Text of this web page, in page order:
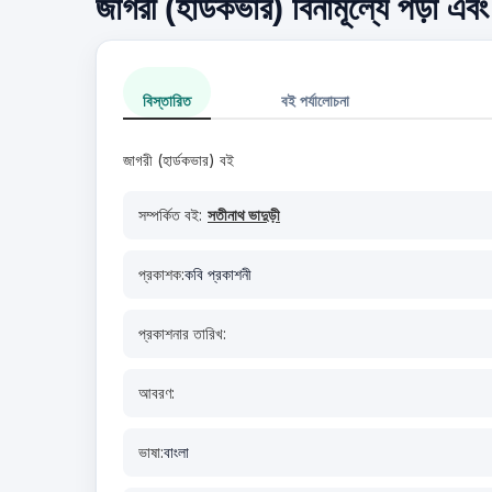
জাগরী (হার্ডকভার) বিনামূল্যে পড়া
বিস্তারিত বই পর্যালোচনা
জাগরী (হার্ডকভার) বই
সম্পর্কিত বই: সতীনাথ ভাদুড়ী
প্রকাশক:কবি প্রকাশনী
প্রকাশনার তারিখ:
আবরণ:
ভাষা:বাংলা